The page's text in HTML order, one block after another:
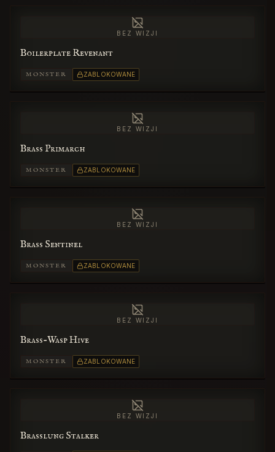
BEZ WIZJI
Boilerplate Revenant
MONSTER ZABLOKOWANE
BEZ WIZJI
Brass Primarch
MONSTER ZABLOKOWANE
BEZ WIZJI
Brass Sentinel
MONSTER ZABLOKOWANE
BEZ WIZJI
Brass-Wasp Hive
MONSTER ZABLOKOWANE
BEZ WIZJI
Brasslung Stalker